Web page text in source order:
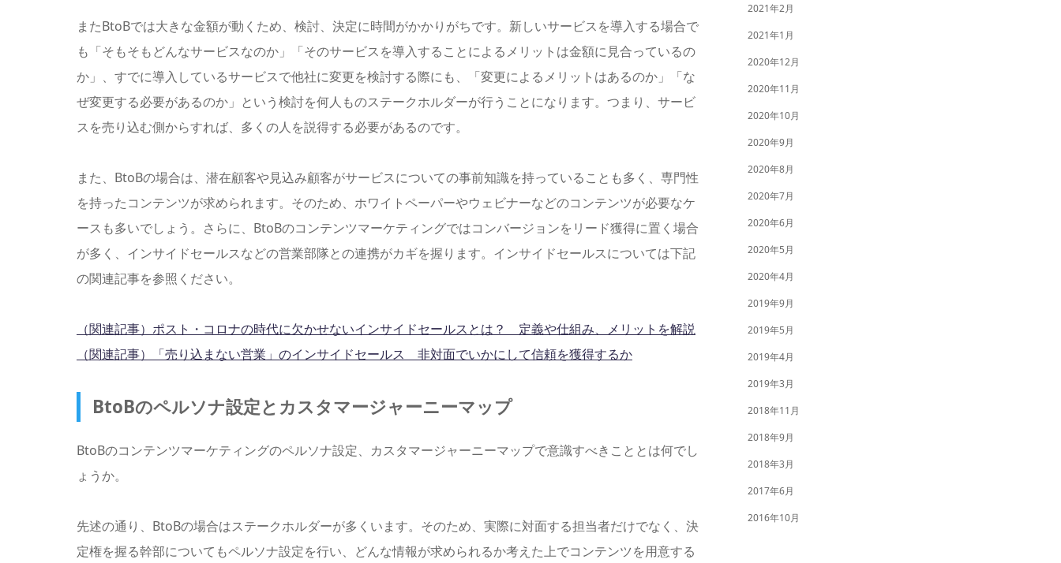
またBtoBでは大きな金額が動くため、検討、決定に時間がかかりがちです。新しいサービスを導入する場合で
も「そもそもどんなサービスなのか」「そのサービスを導入することによるメリットは金額に見合っているの
か」、すでに導入しているサービスで他社に変更を検討する際にも、「変更によるメリットはあるのか」「な
ぜ変更する必要があるのか」という検討を何人ものステークホルダーが行うことになります。つまり、サービ
スを売り込む側からすれば、多くの人を説得する必要があるのです。
また、BtoBの場合は、潜在顧客や見込み顧客がサービスについての事前知識を持っていることも多く、専門性
を持ったコンテンツが求められます。そのため、ホワイトペーパーやウェビナーなどのコンテンツが必要なケ
ースも多いでしょう。さらに、BtoBのコンテンツマーケティングではコンバージョンをリード獲得に置く場合
が多く、インサイドセールスなどの営業部隊との連携がカギを握ります。インサイドセールスについては下記
の関連記事を参照ください。
（関連記事）ポスト・コロナの時代に欠かせないインサイドセールスとは？ 定義や仕組み、メリットを解説
（関連記事）「売り込まない営業」のインサイドセールス 非対面でいかにして信頼を獲得するか
BtoBのペルソナ設定とカスタマージャーニーマップ
BtoBのコンテンツマーケティングのペルソナ設定、カスタマージャーニーマップで意識すべきこととは何でし
ょうか。
先述の通り、BtoBの場合はステークホルダーが多くいます。そのため、実際に対面する担当者だけでなく、決
定権を握る幹部についてもペルソナ設定を行い、どんな情報が求められるか考えた上でコンテンツを用意する
2021年2月
2021年1月
2020年12月
2020年11月
2020年10月
2020年9月
2020年8月
2020年7月
2020年6月
2020年5月
2020年4月
2019年9月
2019年5月
2019年4月
2019年3月
2018年11月
2018年9月
2018年3月
2017年6月
2016年10月